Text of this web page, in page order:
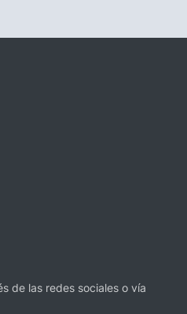
de las redes sociales o vía